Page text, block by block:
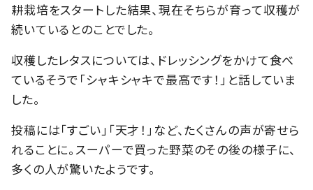
耕栽培をスタートした結果、現在そちらが育って収穫が
続いているとのことでした。
収穫したレタスについては、ドレッシングをかけて食べ
ているそうで「シャキシャキで最高です！」と話していま
した。
投稿には「すごい」「天才！」など、たくさんの声が寄せら
れることに。スーパーで買った野菜のその後の様子に、
多くの人が驚いたようです。